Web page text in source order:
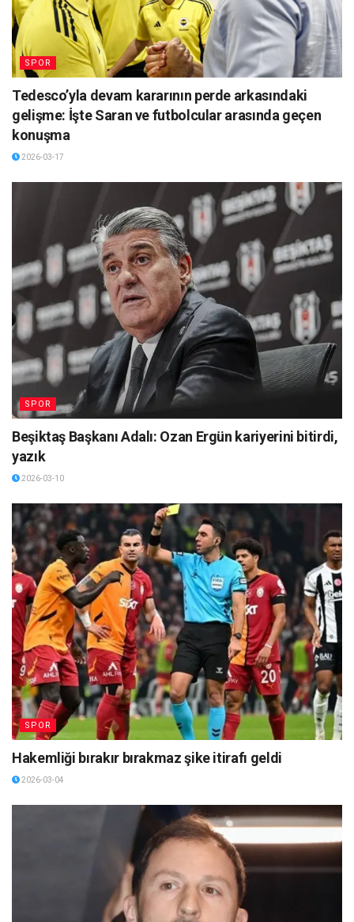
SPOR
Tedesco’yla devam kararının perde arkasındaki
gelişme: İşte Saran ve futbolcular arasında geçen
konuşma
2026-03-17
SPOR
Beşiktaş Başkanı Adalı: Ozan Ergün kariyerini bitirdi,
yazık
2026-03-10
SPOR
Hakemliği bırakır bırakmaz şike itirafı geldi
2026-03-04